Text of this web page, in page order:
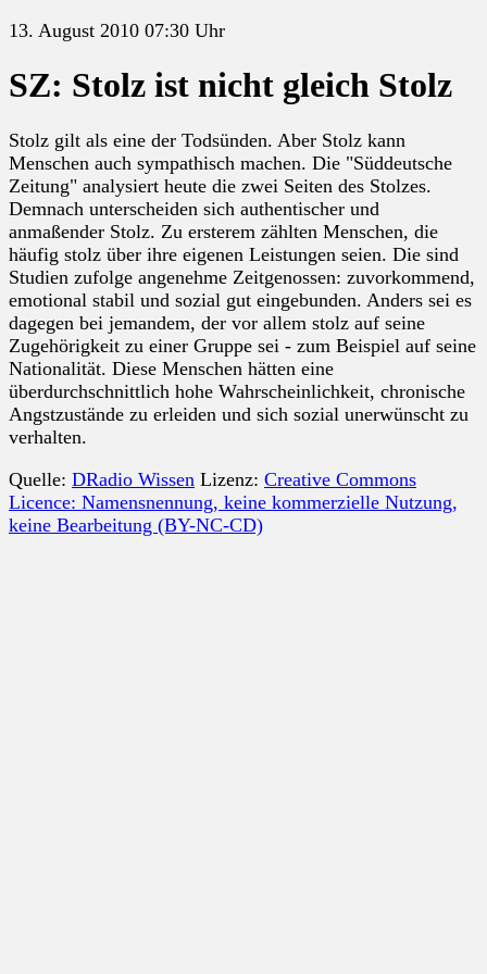
13. August 2010 07:30 Uhr
SZ: Stolz ist nicht gleich Stolz
Stolz gilt als eine der Todsünden. Aber Stolz kann
Menschen auch sympathisch machen. Die "Süddeutsche
Zeitung" analysiert heute die zwei Seiten des Stolzes.
Demnach unterscheiden sich authentischer und
anmaßender Stolz. Zu ersterem zählten Menschen, die
häufig stolz über ihre eigenen Leistungen seien. Die sind
Studien zufolge angenehme Zeitgenossen: zuvorkommend,
emotional stabil und sozial gut eingebunden. Anders sei es
dagegen bei jemandem, der vor allem stolz auf seine
Zugehörigkeit zu einer Gruppe sei - zum Beispiel auf seine
Nationalität. Diese Menschen hätten eine
überdurchschnittlich hohe Wahrscheinlichkeit, chronische
Angstzustände zu erleiden und sich sozial unerwünscht zu
verhalten.
Quelle: DRadio Wissen Lizenz: Creative Commons
Licence: Namensnennung, keine kommerzielle Nutzung,
keine Bearbeitung (BY-NC-CD)